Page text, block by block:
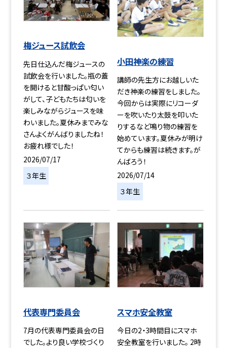
梅ジュース試飲会
先日仕込んだ梅ジュースの
試飲会を行いました。瓶の蓋
を開けると甘酸っぱい匂い
がして、子どもたちは匂いを
楽しみながらジュースを味
わいました。夏休みまでみな
さんよくがんばりましたね！
お疲れ様でした！
2026/07/17
３年生
小田神楽の練習
講師の先生方にお越しいた
だき神楽の練習をしました。
今回からは実際にリコーダ
ーを吹いたり太鼓を叩いた
りするなど鳴り物の練習を
始めています。夏休みが明け
てからも練習は続きます。が
んばろう！
2026/07/14
３年生
代表専門委員会
7月の代表専門委員会の日
でした。より良い学校づくり
スマホ安全教室
今日の2・3時間目にスマホ
安全教室を行いました。 2時